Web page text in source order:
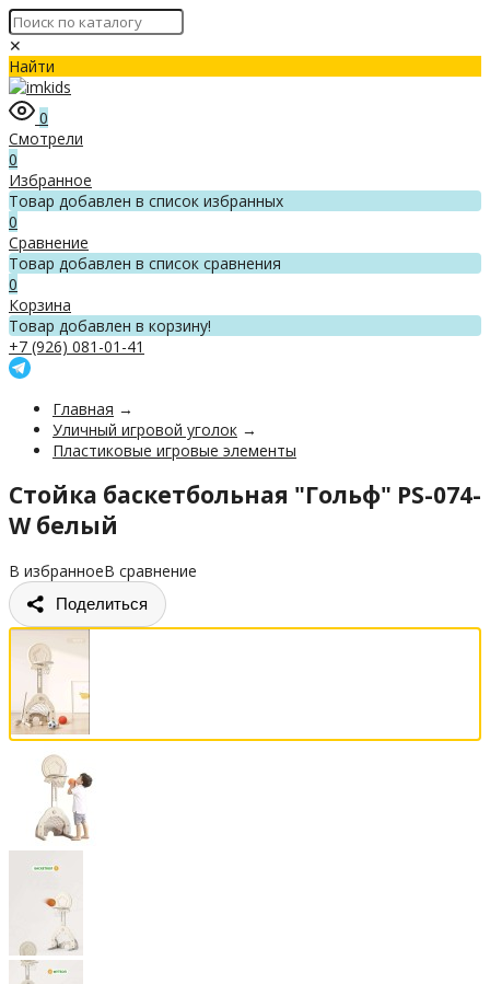
✕
Найти
0
Смотрели
0
Избранное
Товар добавлен в список избранных
0
Сравнение
Товар добавлен в список сравнения
0
Корзина
Товар добавлен в корзину!
+7 (926) 081-01-41
Главная →
Уличный игровой уголок →
Пластиковые игровые элементы
Стойка баскетбольная "Гольф" PS-074-
W белый
В избранноеВ сравнение
Поделиться